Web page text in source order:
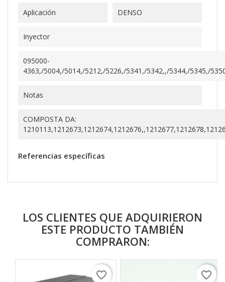
Aplicación DENSO
Inyector
095000-
4363,/5004,/5014,/5212,/5226,/5341,/5342,,/5344,/5345,/
Notas
COMPOSTA DA:
Referencias específicas
LOS CLIENTES QUE ADQUIRIERON
ESTE PRODUCTO TAMBIÉN
COMPRARON:
favorite_border favorite_border